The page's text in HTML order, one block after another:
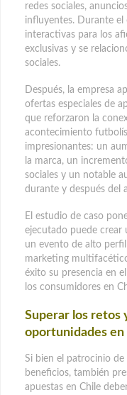
redes sociales,
influyentes. Durante el
interactivas para los
exclusivas y se
sociales.
Después, la empresa
ofertas especiales de
que reforzaron la
acontecimiento
impresionantes: un
la marca, un
sociales y un notable
durante y después del
El estudio de caso
ejecutado puede crear
un evento de alto
marketing
éxito su presencia en
los consumidores en
Superar los retos
oportunidades
Si bien el patrocinio
beneficios, también
apuestas en Chile